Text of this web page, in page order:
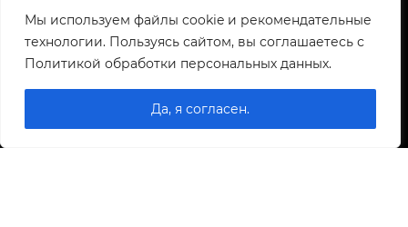
Мы используем файлы cookie и рекомендательные
технологии. Пользуясь сайтом, вы соглашаетесь с
Политикой обработки персональных данных.
Да, я согласен.
© 1998-2025
0